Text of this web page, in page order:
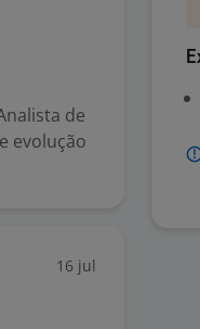
de
evolução
16 jul